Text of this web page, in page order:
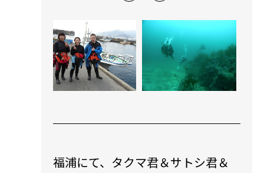
福浦にて、タクマ君＆サトシ君＆